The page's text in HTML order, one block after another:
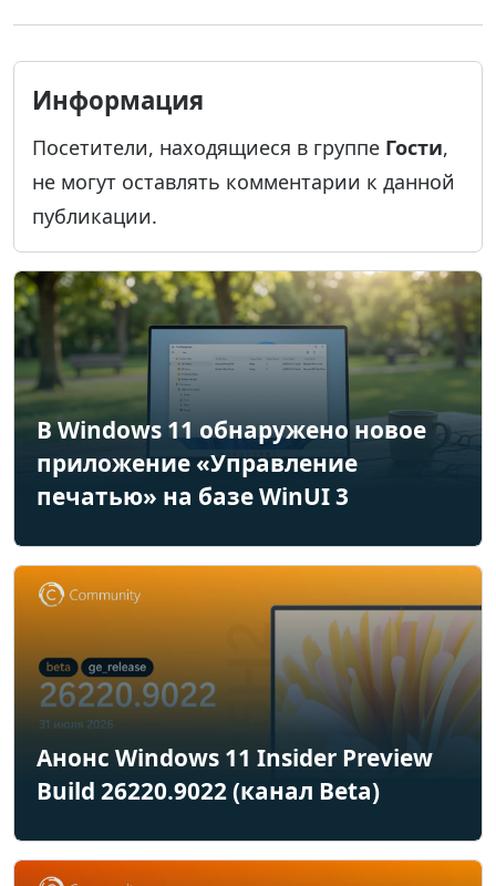
Информация
Посетители, находящиеся в группе Гости,
не могут оставлять комментарии к данной
публикации.
В Windows 11 обнаружено новое
приложение «Управление
печатью» на базе WinUI 3
Анонс Windows 11 Insider Preview
Build 26220.9022 (канал Beta)